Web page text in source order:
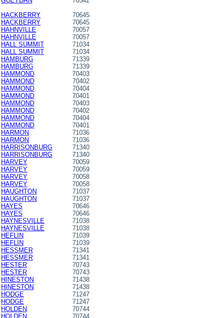
HACKBERRY
70645
HACKBERRY
70645
HAHNVILLE
70057
HAHNVILLE
70057
HALL SUMMIT
71034
HALL SUMMIT
71034
HAMBURG
71339
HAMBURG
71339
HAMMOND
70403
HAMMOND
70402
HAMMOND
70404
HAMMOND
70401
HAMMOND
70403
HAMMOND
70402
HAMMOND
70404
HAMMOND
70401
HARMON
71036
HARMON
71036
HARRISONBURG
71340
HARRISONBURG
71340
HARVEY
70059
HARVEY
70059
HARVEY
70058
HARVEY
70058
HAUGHTON
71037
HAUGHTON
71037
HAYES
70646
HAYES
70646
HAYNESVILLE
71038
HAYNESVILLE
71038
HEFLIN
71039
HEFLIN
71039
HESSMER
71341
HESSMER
71341
HESTER
70743
HESTER
70743
HINESTON
71438
HINESTON
71438
HODGE
71247
HODGE
71247
HOLDEN
70744
HOLDEN
70744